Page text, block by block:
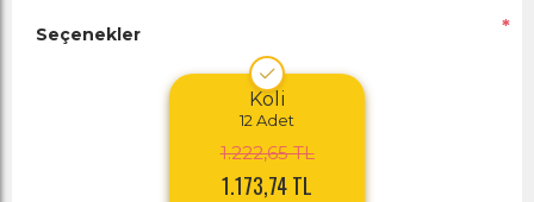
Seçenekler *
Koli
12 Adet
1.222,65 TL
1.173,74 TL